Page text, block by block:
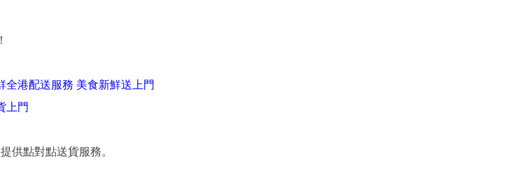
港配送服務 美食新鮮送上門
上門
供點對點送貨服務。